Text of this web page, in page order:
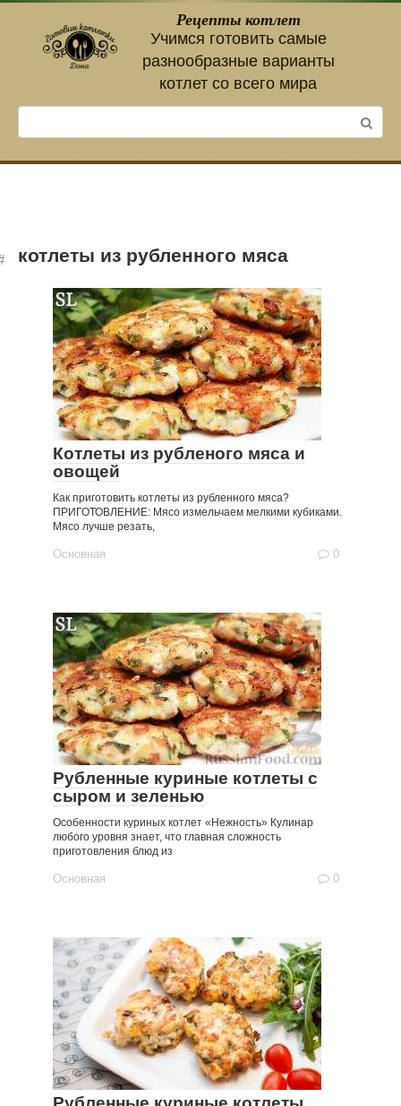
контенту
Рецепты котлет
Учимся готовить самые
разнообразные варианты
котлет со всего мира
котлеты из рубленного мяса
Котлеты из рубленого мяса и
овощей
Как приготовить котлеты из рубленного мяса?
ПРИГОТОВЛЕНИЕ: Мясо измельчаем мелкими кубиками.
Мясо лучше резать,
Основная 0
Рубленные куриные котлеты с
сыром и зеленью
Особенности куриных котлет «Нежность» Кулинар
любого уровня знает, что главная сложность
приготовления блюд из
Основная 0